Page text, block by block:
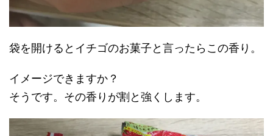
袋を開けるとイチゴのお菓子と言ったらこの香り。
イメージできますか？
そうです。その香りが割と強くします。